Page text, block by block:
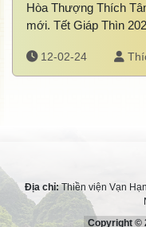
Hòa Thượng Thích
mới. Tết Giáp Thìn
12-02-24
Địa chỉ:Thiền viện Vạn
Copyright ©